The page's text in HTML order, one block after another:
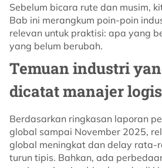
Sebelum bicara rute dan musim,
Bab ini merangkum poin-poin
relevan untuk praktisi: apa yang
yang belum berubah.
Temuan industri
dicatat manajer
Berdasarkan ringkasan laporan
global sampai November 2025,
global meningkat dan delay
turun tipis. Bahkan, ada